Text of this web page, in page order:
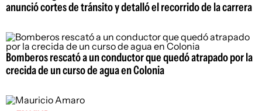
anunció cortes de tránsito y detalló el recorrido de la carrera
Bomberos rescató a un conductor que quedó atrapado por la
crecida de un curso de agua en Colonia